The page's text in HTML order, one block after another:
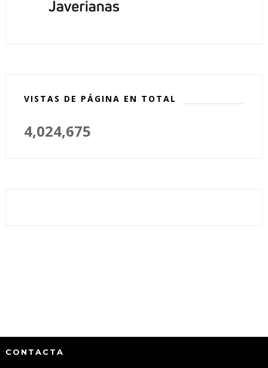
VISTAS DE PÁGINA EN TOTAL
4,024,675
CONTACTA